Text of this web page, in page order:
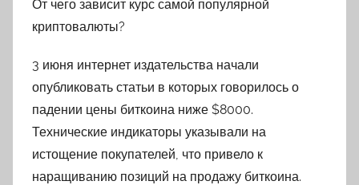
т
о
м
A
r
t
e
От чего зависит курс самой популярной
криптовалюты?
3 июня интернет издательства начали
опубликовать статьи в которых говорилось о
падении цены биткоина ниже $8000.
Технические индикаторы указывали на
истощение покупателей, что привело к
наращиванию позиций на продажу биткоина.